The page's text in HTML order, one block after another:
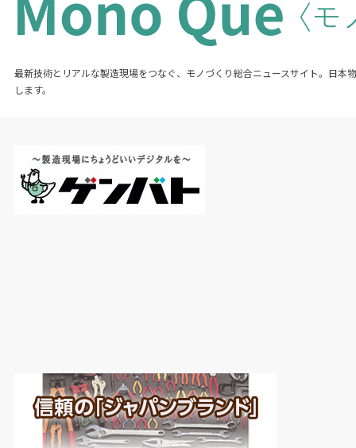
最新技術とリアルな製造現場をつなぐ、モノづくり総合ニュースサイト。日本
します。